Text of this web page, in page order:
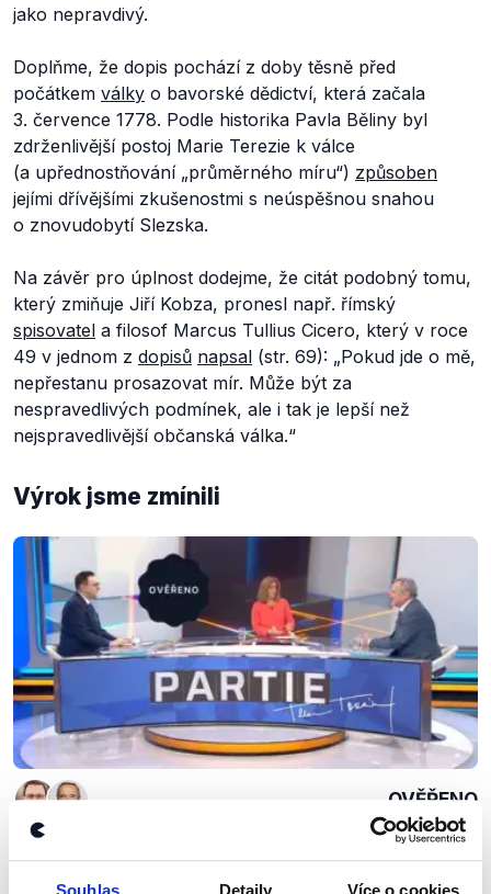
jako nepravdivý.
Doplňme, že dopis pochází z doby těsně před
počátkem války o bavorské dědictví, která začala
3. července 1778. Podle historika Pavla Běliny byl
zdrženlivější postoj Marie Terezie k válce
(a upřednostňování „průměrného míru“) způsoben
jejími dřívějšími zkušenostmi s neúspěšnou snahou
o znovudobytí Slezska.
Na závěr pro úplnost dodejme, že citát podobný tomu,
který zmiňuje Jiří Kobza, pronesl např. římský
spisovatel a filosof Marcus Tullius Cicero, který v roce
49 v jednom z dopisů napsal (str. 69): „Pokud jde o mě,
nepřestanu prosazovat mír. Může být za
nespravedlivých podmínek, ale i tak je lepší než
nejspravedlivější občanská válka.“
Výrok jsme zmínili
OVĚŘENO
Válka a její diplomatické dopady
10. května 2023